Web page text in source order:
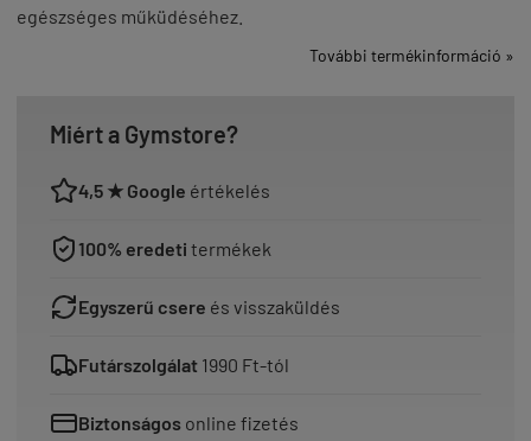
egészséges műküdéséhez.
További termékinformáció »
Miért a Gymstore?
4,5 ★ Google értékelés
100% eredeti termékek
Egyszerű csere és visszaküldés
Futárszolgálat 1990 Ft-tól
Biztonságos online fizetés